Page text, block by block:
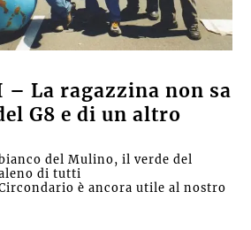
– La ragazzina non sa
G8 e di un altro
del Mulino, il verde del
di tutti
è ancora utile al nostro